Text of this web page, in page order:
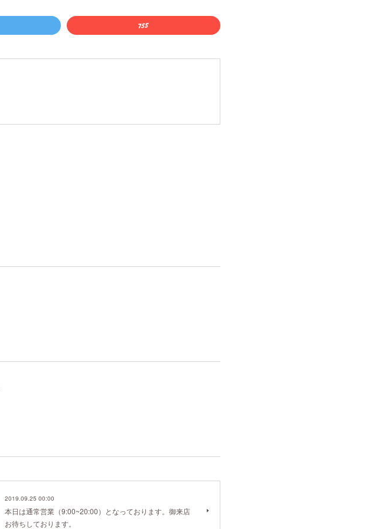
2019.09.25 00:00
本日は通常営業（9:00~20:00）となっております。御来店
お待ちしております。